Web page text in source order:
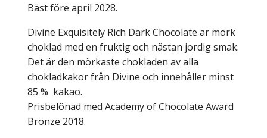
Bäst före april 2028.
Divine Exquisitely Rich Dark Chocolate är mörk
choklad med en fruktig och nästan jordig smak.
Det är den mörkaste chokladen av alla
chokladkakor från Divine och innehåller minst
85 % kakao.
Prisbelönad med Academy of Chocolate Award
Bronze 2018.